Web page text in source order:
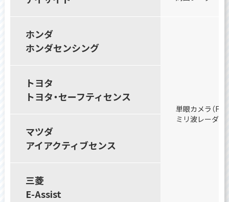
ホンダ
ホンダセンシング
単眼カメラ（Fガ
ミリ波レーダー
トヨタ
トヨタ・セーフティセンス
マツダ
アイアクティブセンス
三菱
E-Assist